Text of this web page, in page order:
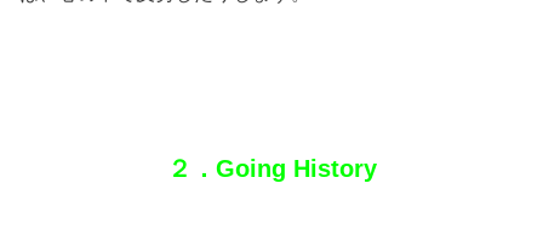
２．Going History